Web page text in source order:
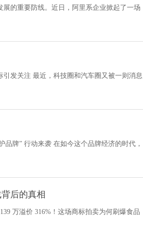
的重要防线。近日，阿里系企业掀起了一场
发关注 最近，科技圈和汽车圈又被一则消息
牌” 行动来袭 在如今这个品牌经济的时代，
后的真相
万溢价 316%！这场商标拍卖为何刷爆食品